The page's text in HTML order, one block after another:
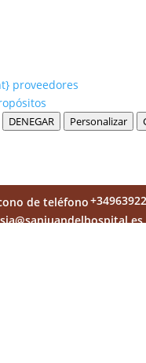
proveedores
DENEGAR Personalizar